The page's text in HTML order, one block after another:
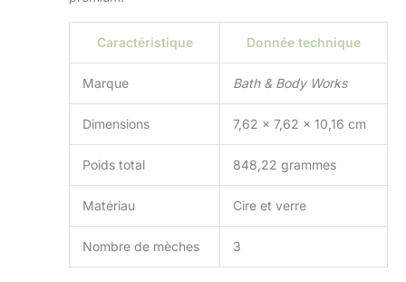
Caractéristique Donnée technique
Marque Bath & Body Works
Dimensions 7,62 x 7,62 x 10,16 cm
Poids total 848,22 grammes
Matériau Cire et verre
Nombre de mèches 3